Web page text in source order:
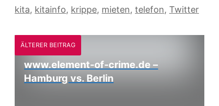
kita, kitainfo, krippe, mieten, telefon, Twitter
ÄLTERER BEITRAG
www.element-of-crime.de –
Hamburg vs. Berlin